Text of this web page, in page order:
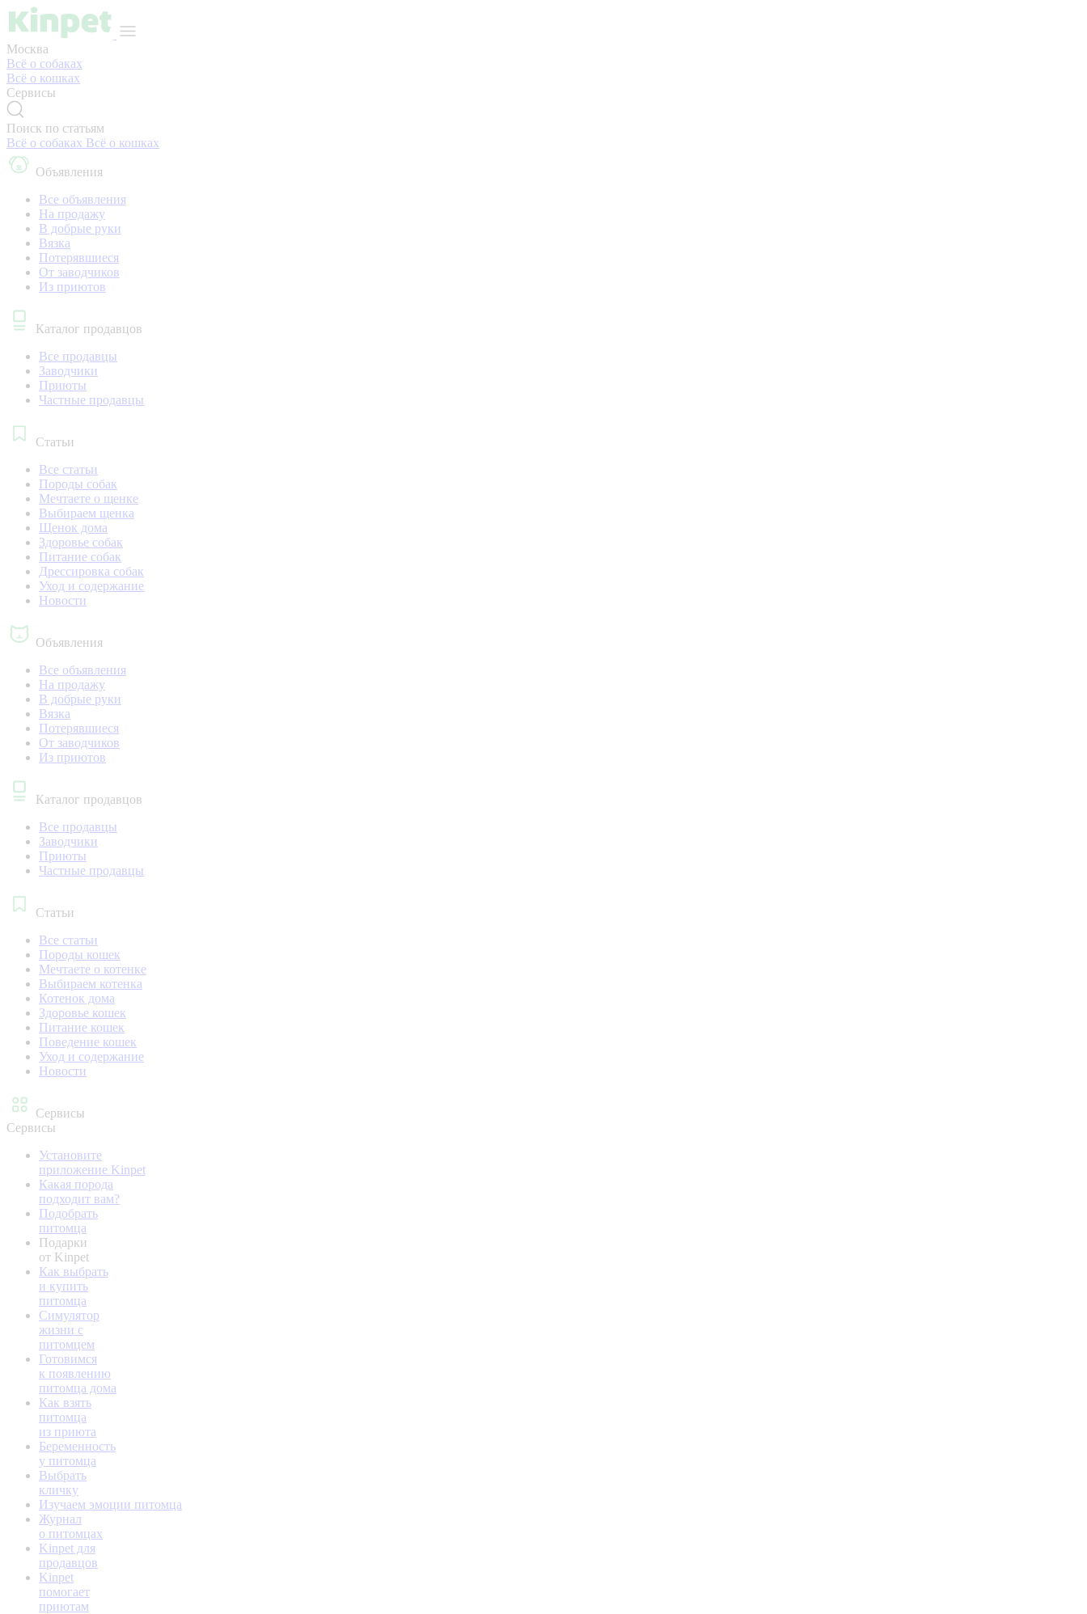
Москва
Всё о собаках
Всё о кошках
Сервисы
Поиск по статьям
Всё о собаках Всё о кошках
Объявления
Все объявления
На продажу
В добрые руки
Вязка
Потерявшиеся
От заводчиков
Из приютов
Каталог продавцов
Все продавцы
Заводчики
Приюты
Частные продавцы
Статьи
Все статьи
Породы собак
Мечтаете о щенке
Выбираем щенка
Щенок дома
Здоровье собак
Питание собак
Дрессировка собак
Уход и содержание
Новости
Объявления
Все объявления
На продажу
В добрые руки
Вязка
Потерявшиеся
От заводчиков
Из приютов
Каталог продавцов
Все продавцы
Заводчики
Приюты
Частные продавцы
Статьи
Все статьи
Породы кошек
Мечтаете о котенке
Выбираем котенка
Котенок дома
Здоровье кошек
Питание кошек
Поведение кошек
Уход и содержание
Новости
Сервисы
Сервисы
Установите
приложение Kinpet
Какая порода
подходит вам?
Подобрать
питомца
Подарки
от Kinpet
Как выбрать
и купить
питомца
Симулятор
жизни с
питомцем
Готовимся
к появлению
питомца дома
Как взять
питомца
из приюта
Беременность
у питомца
Выбрать
кличку
Изучаем эмоции питомца
Журнал
о питомцах
Kinpet для
продавцов
Kinpet
помогает
приютам